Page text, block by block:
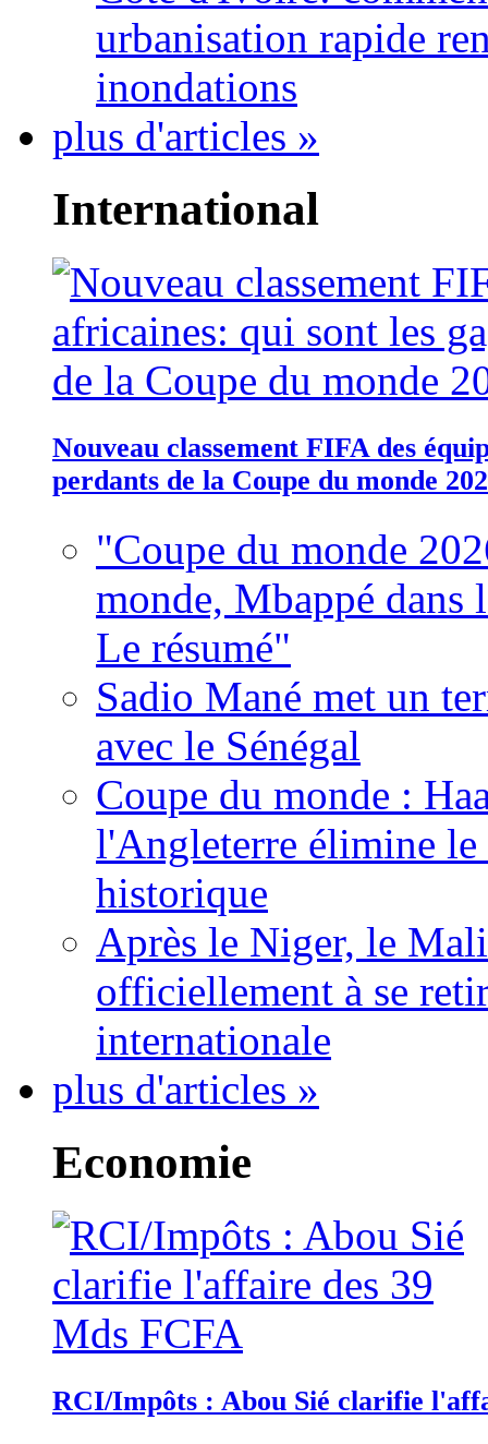
urbanisation rapide
inondations
plus d'articles »
International
Nouveau classement FIFA des
perdants de la Coupe du monde
"Coupe du monde
monde, Mbappé dans
Le résumé"
Sadio Mané met un
avec le Sénégal
Coupe du monde :
l'Angleterre élimine
historique
Après le Niger, le
officiellement à se
internationale
plus d'articles »
Economie
RCI/Impôts : Abou Sié clarifie